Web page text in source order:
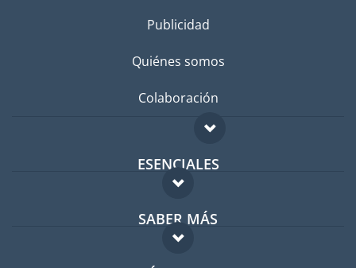
Publicidad
Quiénes somos
Colaboración
ESENCIALES
Foro para expatriados
Guía para expatriados
Trabajos en el extranjero
SABER MÁS
FAQ